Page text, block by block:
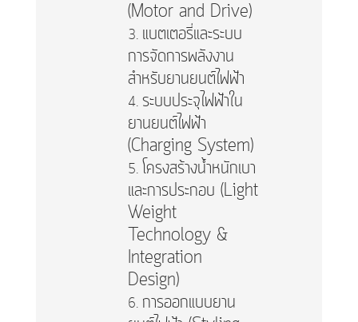
(Motor and Drive)
แบตเตอรี่และระบบ
การจัดการพลังงาน
สำหรับยานยนต์ไฟฟ้า
ระบบประจุไฟฟ้าใน
ยานยนต์ไฟฟ้า
(Charging System)
โครงสร้างน้ำหนักเบา
และการประกอบ (Light
Weight
Technology &
Integration
Design)
การออกแบบยาน